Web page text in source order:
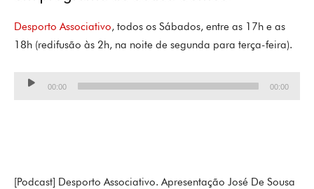
Desporto Associativo, todos os Sábados, entre as 17h e as
18h (redifusão às 2h, na noite de segunda para terça-feira).
Lecteur
00:00 00:00
[Podcast] Desporto Associativo. Apresentação José De Sousa